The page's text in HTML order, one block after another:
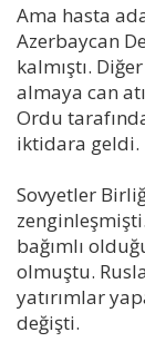
Ama hasta
Azerbaycan
kalmıştı.
almaya can
Ordu
iktidara geldi.
Sovyetler
bağımlı
olmuştu.
yatırımlar
değişti.